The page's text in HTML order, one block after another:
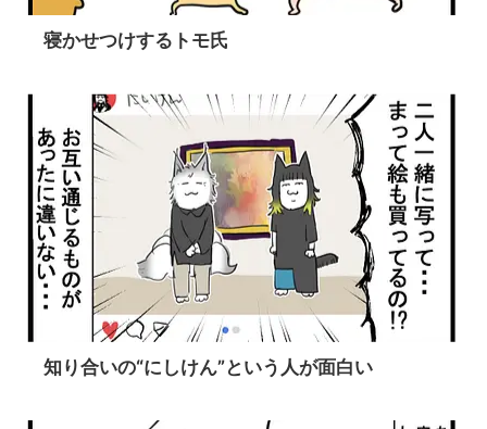
寝かせつけするトモ氏
知り合いの“にしけん”という人が面白い